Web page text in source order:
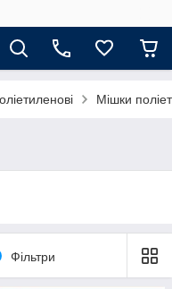
Мішки
Фільтри